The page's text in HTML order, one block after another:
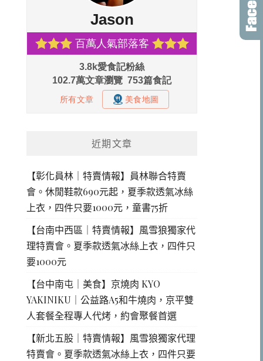
近期文章
【彰化員林｜特賣情報】員林聯合特賣
會。休閒鞋款690元起，夏季款透氣冰絲
上衣，四件只要1000元，童書75折
【台南中西區｜特賣情報】風雪狼獨家代
理特賣會。夏季款透氣冰絲上衣，四件只
要1000元
【台中南屯｜美食】京燒肉 KYO
YAKINIKU｜公益路A5和牛燒肉，京平雙
人套餐全程專人代烤，約會聚餐首選
【新北五股｜特賣情報】風雪狼獨家代理
特賣會。夏季款透氣冰絲上衣，四件只要